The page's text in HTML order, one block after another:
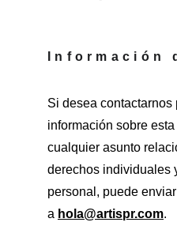
Información
Si desea contactarnos
información sobre
cualquier asunto
derechos individuales
personal, puede
a hola@artispr.com.